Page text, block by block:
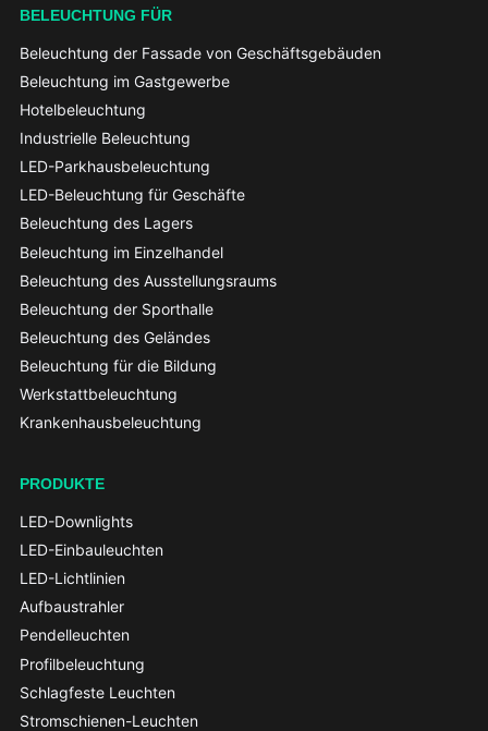
BELEUCHTUNG FÜR
Beleuchtung der Fassade von Geschäftsgebäuden
Beleuchtung im Gastgewerbe
Hotelbeleuchtung
Industrielle Beleuchtung
LED-Parkhausbeleuchtung
LED-Beleuchtung für Geschäfte
Beleuchtung des Lagers
Beleuchtung im Einzelhandel
Beleuchtung des Ausstellungsraums
Beleuchtung der Sporthalle
Beleuchtung des Geländes
Beleuchtung für die Bildung
Werkstattbeleuchtung
Krankenhausbeleuchtung
PRODUKTE
LED-Downlights
LED-Einbauleuchten
LED-Lichtlinien
Aufbaustrahler
Pendelleuchten
Profilbeleuchtung
Schlagfeste Leuchten
Stromschienen-Leuchten